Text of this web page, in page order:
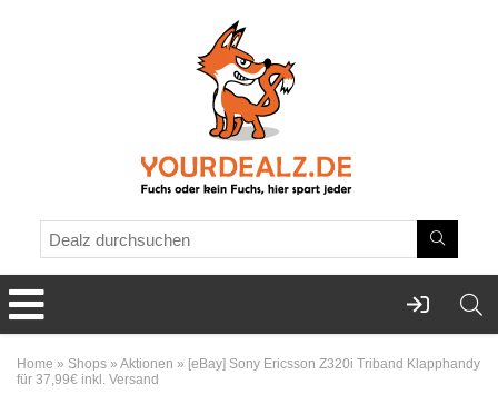
Home » Shops » Aktionen » [eBay] Sony Ericsson Z320i Triband Klapphandy
für 37,99€ inkl. Versand